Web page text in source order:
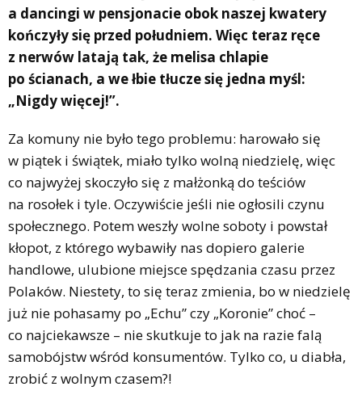
a dancingi w pensjonacie obok naszej kwatery
kończyły się przed południem. Więc teraz ręce
z nerwów latają tak, że melisa chlapie
po ścianach, a we łbie tłucze się jedna myśl:
„Nigdy więcej!”.
Za komuny nie było tego problemu: harowało się
w piątek i świątek, miało tylko wolną niedzielę, więc
co najwyżej skoczyło się z małżonką do teściów
na rosołek i tyle. Oczywiście jeśli nie ogłosili czynu
społecznego. Potem weszły wolne soboty i powstał
kłopot, z którego wybawiły nas dopiero galerie
handlowe, ulubione miejsce spędzania czasu przez
Polaków. Niestety, to się teraz zmienia, bo w niedzielę
już nie pohasamy po „Echu” czy „Koronie” choć –
co najciekawsze – nie skutkuje to jak na razie falą
samobójstw wśród konsumentów. Tylko co, u diabła,
zrobić z wolnym czasem?!